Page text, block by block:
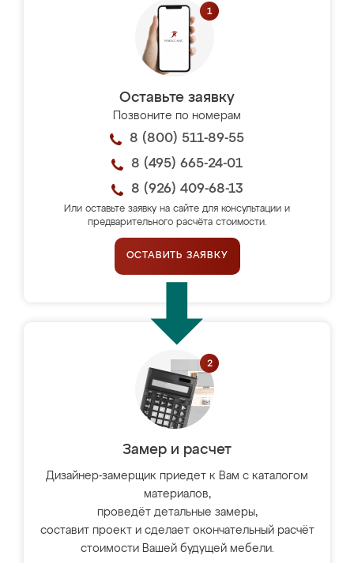
Оставьте заявку
Позвоните по номерам
8 (800) 511-89-55
8 (495) 665-24-01
8 (926) 409-68-13
Или оставьте заявку на сайте для консультации и
предварительного расчёта стоимости.
ОСТАВИТЬ ЗАЯВКУ
Замер и расчет
Дизайнер-замерщик приедет к Вам с каталогом
материалов,
проведёт детальные замеры,
составит проект и сделает окончательный расчёт
стоимости Вашей будущей мебели.